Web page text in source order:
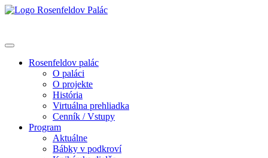
Rosenfeldov palác
O paláci
O projekte
História
Virtuálna prehliadka
Cenník / Vstupy
Program
Aktuálne
Bábky v podkroví